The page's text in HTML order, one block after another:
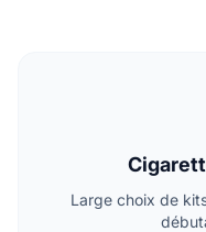
Large choix de